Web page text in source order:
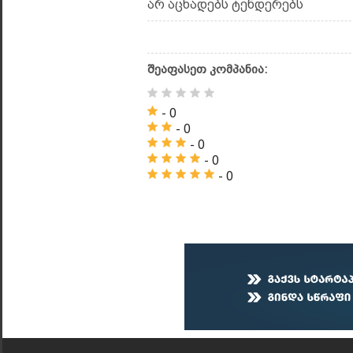
არ აცხადებს ტენდერებს
შეაფასეთ კომპანია:
- 0
- 0
- 0
- 0
- 0